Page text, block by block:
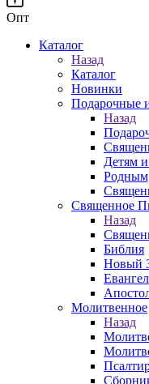
Опт
Каталог
Назад
Каталог
Новинки
Подарочные
Назад
Детям
Священное
Назад
Библия
Новый
Молитвенное
Назад